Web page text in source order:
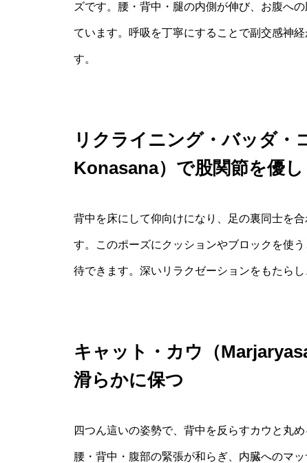
ズです。腰・背中・腿の内側が伸び、お腹へ
ています。呼吸を丁寧にすることで副交感神
す。
リクライニング・バッダ
Konasana）で股関節を優し
背中を床にして仰向けになり、足の裏同士を
す。このポーズにクッションやブロックを使
待できます。深いリラクゼーションをもたら
キャット・カウ（
滑らかに保つ
四つん這いの姿勢で、背中を反らすカウと丸
腰・背中・腹部の緊張が和らぎ、内臓へのマ